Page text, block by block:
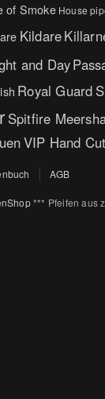
of Smoke House
Kildare
and Day
Royal Guard
Spitfire
VIP Hand Cut
AGB
*** Pfeifen aus